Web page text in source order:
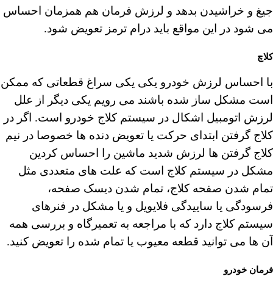
جیغ و خراشیدن بدهد و لرزش فرمان هم همزمان احساس
می شود در این مواقع باید درام ترمز تعویض شود.
کلاچ
با احساس لرزش خودرو یکی یکی سراغ قطعاتی که ممکن
است مشکل ساز شده باشند می رویم یکی دیگر از علل
لرزش اتومبیل اشکال در سیستم کلاج خودرو است. اگر در
کلاج گرفتن ابتدای حرکت یا تعویض دنده ها خصوصا در نیم
کلاج گرفتن ها لرزش شدید ماشین را احساس کردین
مشکل در سیستم کلاج است که علت های متعددی مثل
تمام شدن صفحه کلاج، تمام شدن دیسک صفحه،
فرسودگی یا ساییدگی فلایویل و یا مشکل در فنرهای
سیستم کلاج دارد که با مراجعه به تعمیرگاه و بررسی همه
آن ها می توانید قطعه معیوب یا تمام شده را تعویض کنید.
فرمان خودرو